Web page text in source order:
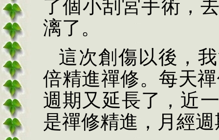
了個小刮宮手術，
漓了。
這次創傷以後，
倍精進禪修。每天
週期又延長了，近
是禪修精進，月經